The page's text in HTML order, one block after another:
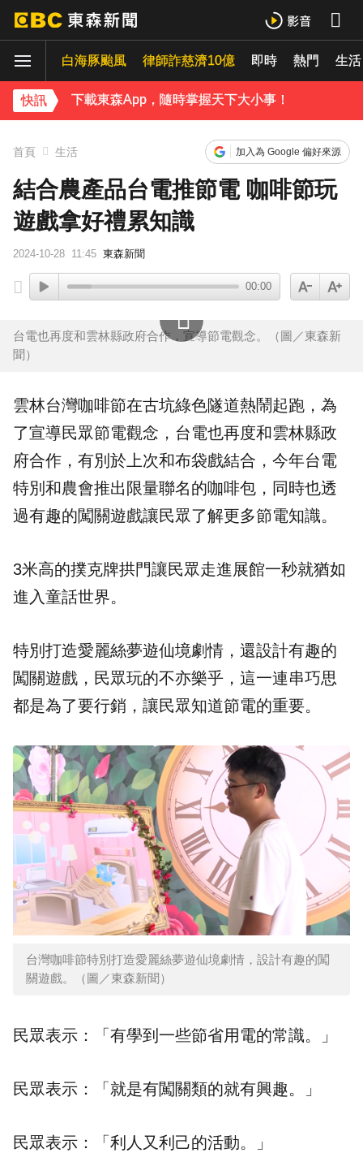
白海豚颱風 律師詐慈濟10億 即時 熱門 生活
快訊
下載東森App，隨時掌握天下大小事！
首頁 生活 加入為 Google 偏好來源
結合農產品台電推節電 咖啡節玩
遊戲拿好禮累知識
2024-10-28 11:45 東森新聞
00:00
台電也再度和雲林縣政府合作，宣導節電觀念。（圖／東森新
聞）
雲林台灣咖啡節在古坑綠色隧道熱鬧起跑，為
了宣導民眾節電觀念， 台電也再度和雲林縣政
府合作，有別於上次和布袋戲結合，今年台電
特別和農會推出限量聯名的咖啡包，同時也透
過有趣的闖關遊戲讓民眾了解更多節電知識。
3米高的撲克牌拱門讓民眾走進展館一秒就猶如
進入童話世界。
特別打造愛麗絲夢遊仙境劇情，還設計有趣的
闖關遊戲，民眾玩的不亦樂乎，這一連串巧思
都是為了要行銷，讓民眾知道節電的重要。
台灣咖啡節特別打造愛麗絲夢遊仙境劇情，設計有趣的闖
關遊戲。（圖／東森新聞）
民眾表示：「有學到一些節省用電的常識。」
民眾表示：「就是有闖關類的就有興趣。」
民眾表示：「利人又利己的活動。」